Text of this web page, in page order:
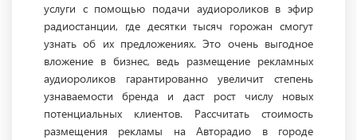
услуги с помощью подачи аудиороликов в эфир
радиостанции, где десятки тысяч горожан смогут
узнать об их предложениях. Это очень выгодное
вложение в бизнес, ведь размещение рекламных
аудиороликов гарантированно увеличит степень
узнаваемости бренда и даст рост числу новых
потенциальных клиентов. Рассчитать стоимость
размещения рекламы на Авторадио в городе